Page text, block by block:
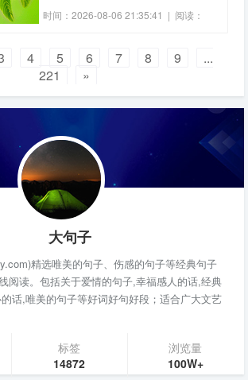
我爱你多长远，只比永远多一天！4、凄
不见。6、别因为寂寞而错爱，别因为错
爱而寂寞一生。7、死生契阔，与子成
说。执子之手
时间：2026-08-06 21:35:41 | 阅读：
4 5 6 7 8 9
...
221
»
大句子
精选唯美的句子、伤感的句子等经典句子
阅读。包括关于爱情的句子,幸福感人的话,经典
话,唯美的句子等好词好句好段；适合广大文艺
标签
14872
浏览量
100W+